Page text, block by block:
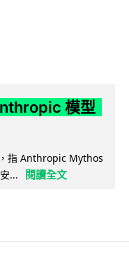
模型
指 Anthropic Mythos
...
閱讀全文